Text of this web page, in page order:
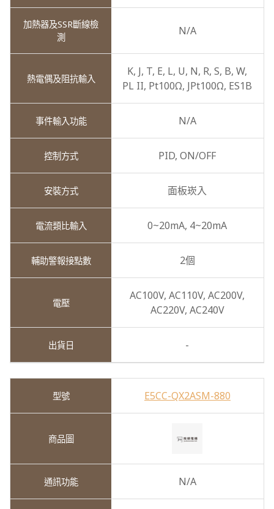
N/A
K, J, T, E, L, U, N, R,S, B,W,
PL II, Pt100Ω, JPt100Ω, ES1B
N/A
PID,ON/OFF
面板崁入
0~20mA, 4~20mA
2個
AC100V,AC110V,AC200V,
AC220V, AC240V
-
E5CC-QX2ASM-880
N/A